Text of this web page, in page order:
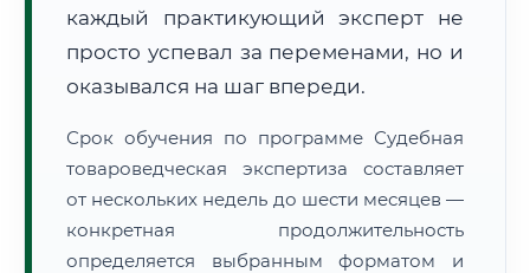
каждый практикующий эксперт не
просто успевал за переменами, но и
оказывался на шаг впереди.
Срок обучения по программе Судебная
товароведческая экспертиза составляет
от нескольких недель до шести месяцев —
конкретная продолжительность
определяется выбранным форматом и